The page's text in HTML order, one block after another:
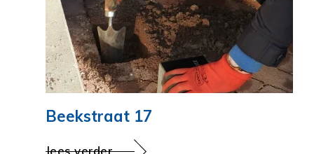
Beekstraat 17
lees verder